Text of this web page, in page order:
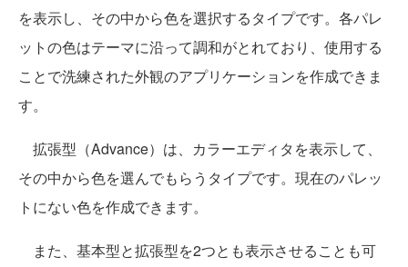
を表示し、その中から色を選択するタイプです。各パレ
ットの色はテーマに沿って調和がとれており、使用する
ことで洗練された外観のアプリケーションを作成できま
す。
拡張型（Advance）は、カラーエディタを表示して、
その中から色を選んでもらうタイプです。現在のパレッ
トにない色を作成できます。
また、基本型と拡張型を2つとも表示させることも可